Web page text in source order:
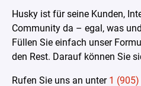
Husky ist für seine Kunden,
Community da – egal, was
Füllen Sie einfach unser
den Rest. Darauf können Sie
Rufen Sie uns an unter 1